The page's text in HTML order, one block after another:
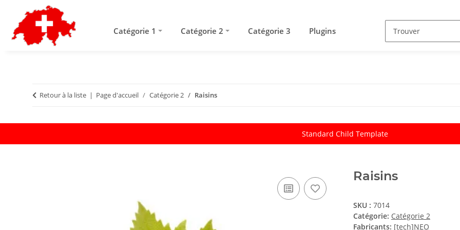
Catégorie 1 Catégorie 2 Catégorie 3 Plugins
Retour à la liste Page d'accueil Catégorie 2 Raisins
Standard Child Template
Raisins
SKU : 7014
Catégorie: Catégorie 2
Fabricants: [tech]NEO